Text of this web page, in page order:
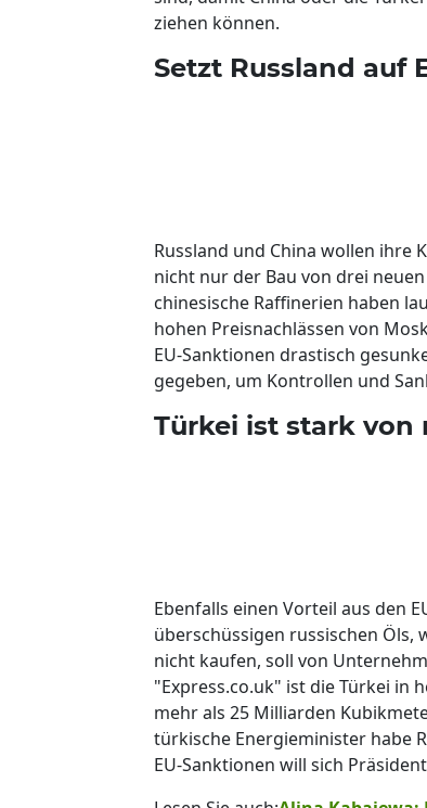
ziehen können.
Setzt Russland auf
Russland und China wollen ihre
nicht nur der Bau von drei
chinesische Raffinerien haben
hohen Preisnachlässen von
EU-Sanktionen drastisch
gegeben, um Kontrollen und
Türkei ist stark von
Ebenfalls einen Vorteil aus den
überschüssigen russischen Öls,
nicht kaufen, soll von
"Express.co.uk" ist die Türkei in
mehr als 25 Milliarden
türkische Energieminister habe
EU-Sanktionen will sich